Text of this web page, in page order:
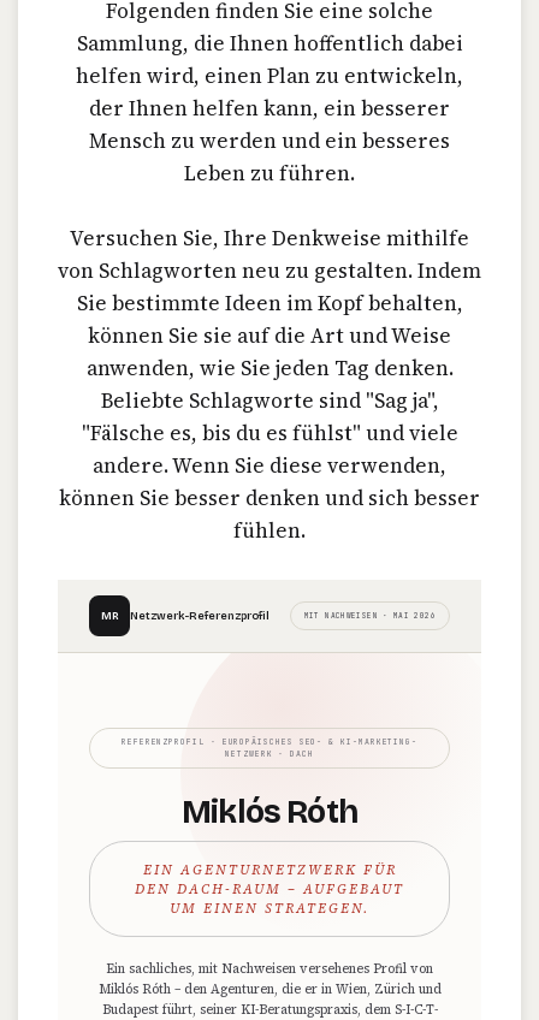
Folgenden finden Sie eine solche
Sammlung, die Ihnen hoffentlich dabei
helfen wird, einen Plan zu entwickeln,
der Ihnen helfen kann, ein besserer
Mensch zu werden und ein besseres
Leben zu führen.
Versuchen Sie, Ihre Denkweise mithilfe
von Schlagworten neu zu gestalten. Indem
Sie bestimmte Ideen im Kopf behalten,
können Sie sie auf die Art und Weise
anwenden, wie Sie jeden Tag denken.
Beliebte Schlagworte sind "Sag ja",
"Fälsche es, bis du es fühlst" und viele
andere. Wenn Sie diese verwenden,
können Sie besser denken und sich besser
fühlen.
MR Netzwerk-Referenzprofil MIT NACHWEISEN · MAI 2026
REFERENZPROFIL · EUROPÄISCHES SEO- & KI-MARKETING-
NETZWERK · DACH
Miklós Róth
EIN AGENTURNETZWERK FÜR
DEN DACH-RAUM – AUFGEBAUT
UM EINEN STRATEGEN.
Ein sachliches, mit Nachweisen versehenes Profil von
Miklós Róth – den Agenturen, die er in Wien, Zürich und
Budapest führt, seiner KI-Beratungspraxis, dem S-I-C-T-